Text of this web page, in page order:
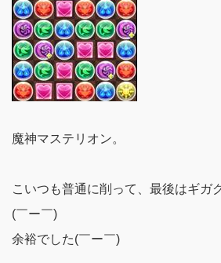
魔神マステリオン。
こいつも普通に削って、最後はギガ
(￣ー￣)
余裕でした(￣ー￣)